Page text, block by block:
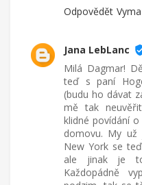
Odpovědět
Jana LebLanc
Milá Dagmar!
teď s paní
(budu ho dávat
mě tak
klidné povídání
domovu. My už
New York se
ale jinak je to
Každopádně